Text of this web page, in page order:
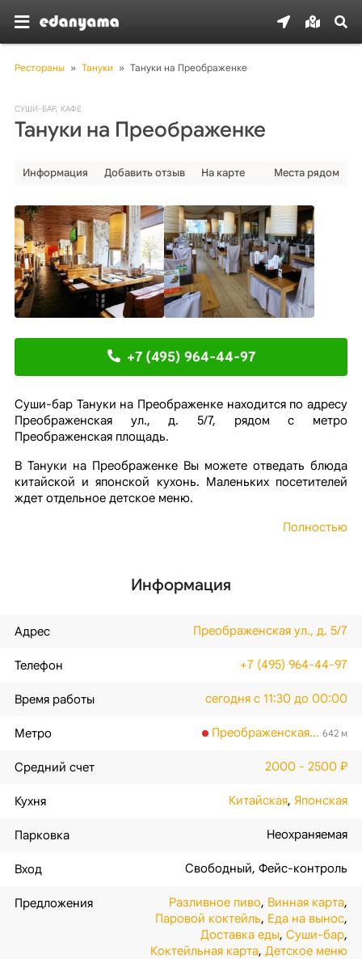
Рестораны » Тануки » Тануки на Преображенке
СУШИ-БАР, КАФЕ
Тануки на Преображенке
Информация Добавить отзыв На карте Места рядом
+7 (495) 964-44-97
Суши-бар Тануки на Преображенке находится по адресу
Преображенская ул., д. 5/7, рядом с метро
Преображенская площадь.
В Тануки на Преображенке Вы можете отведать блюда
китайской и японской кухонь. Маленьких посетителей
ждет отдельное детское меню.
Полностью
Информация
Адрес Преображенская ул., д. 5/7
Телефон +7 (495) 964-44-97
Время работы сегодня с 11:30 до 00:00
Метро Преображенская... 642 м
Средний счет 2000 - 2500 ₽
Кухня Китайская,Японская
Парковка Неохраняемая
Вход Свободный,Фейс-контроль
Предложения Разливное пиво, Винная карта,
Паровой коктейль, Еда на вынос,
Доставка еды,Суши-бар,
Коктейльная карта,Детское меню